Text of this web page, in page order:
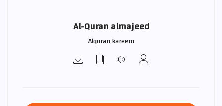
Al-Quran almajeed
Alquran kareem